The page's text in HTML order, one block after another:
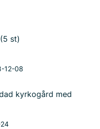
st)
12-08
kyrkogård med